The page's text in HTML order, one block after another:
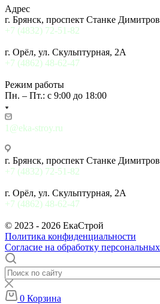
Адрес
г. Брянск, проспект Станке
+7 (4832) 72-51-82
г. Орёл, ул. Скульптурная, 2А
+7 (4862) 48-62-47
Режим работы
Пн. – Пт.: с 9:00 до 18:00
1@eka-stroy.ru
г. Брянск, проспект Станке
+7 (4832) 72-51-82
г. Орёл, ул. Скульптурная, 2А
+7 (4862) 48-62-47
© 2023 - 2026 ЕкаСтрой
Политика конфиденциальности
Согласие на обработку
0 Корзина